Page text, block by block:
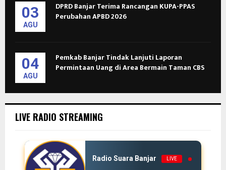
03
AGU
DPRD Banjar Terima Rancangan KUPA-PPAS
Perubahan APBD 2026
04
AGU
Pemkab Banjar Tindak Lanjuti Laporan
Permintaan Uang di Area Bermain Taman CBS
LIVE RADIO STREAMING
Radio Suara Banjar LIVE